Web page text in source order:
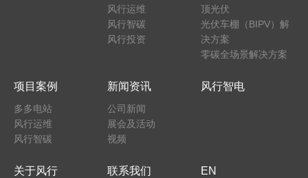
风行运维
风行智碳
风行投资
顶光伏
光伏车棚（BIPV）解
决方案
零碳全场景解决方案
项目案例
多多电站
风行运维
风行智碳
新闻资讯
公司新闻
展会及活动
视频
风行智电
关于风行 联系我们 EN